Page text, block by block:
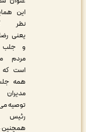
این همایش در
نظر گرفته‌اید
یعنی رضایتمندی
و جلب اعتماد
مردم موضوعی
است که من در
همه جلسات به
مدیران و وزرا
توصیه می‌کنم.
رئیس جمهور
همچنین در ادامه